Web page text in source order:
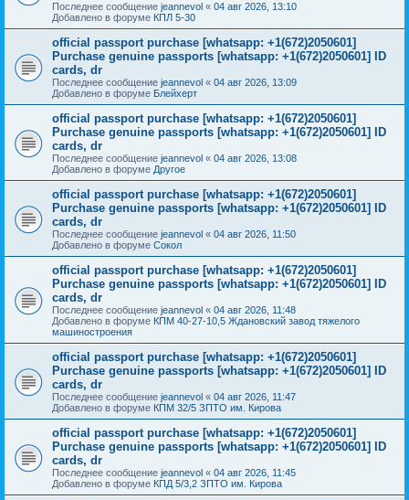
Последнее сообщение jeannevol « 04 авг 2026, 13:10
Добавлено в форуме КПЛ 5-30
official passport purchase [whatsapp: +1(672)2050601]
Purchase genuine passports [whatsapp: +1(672)2050601] ID
cards, dr
Последнее сообщение jeannevol « 04 авг 2026, 13:09
Добавлено в форуме Блейхерт
official passport purchase [whatsapp: +1(672)2050601]
Purchase genuine passports [whatsapp: +1(672)2050601] ID
cards, dr
Последнее сообщение jeannevol « 04 авг 2026, 13:08
Добавлено в форуме Другое
official passport purchase [whatsapp: +1(672)2050601]
Purchase genuine passports [whatsapp: +1(672)2050601] ID
cards, dr
Последнее сообщение jeannevol « 04 авг 2026, 11:50
Добавлено в форуме Сокол
official passport purchase [whatsapp: +1(672)2050601]
Purchase genuine passports [whatsapp: +1(672)2050601] ID
cards, dr
Последнее сообщение jeannevol « 04 авг 2026, 11:48
Добавлено в форуме КПМ 40-27-10,5 Ждановский завод тяжелого
машиностроения
official passport purchase [whatsapp: +1(672)2050601]
Purchase genuine passports [whatsapp: +1(672)2050601] ID
cards, dr
Последнее сообщение jeannevol « 04 авг 2026, 11:47
Добавлено в форуме КПМ 32/5 ЗПТО им. Кирова
official passport purchase [whatsapp: +1(672)2050601]
Purchase genuine passports [whatsapp: +1(672)2050601] ID
cards, dr
Последнее сообщение jeannevol « 04 авг 2026, 11:45
Добавлено в форуме КПД 5/3,2 ЗПТО им. Кирова